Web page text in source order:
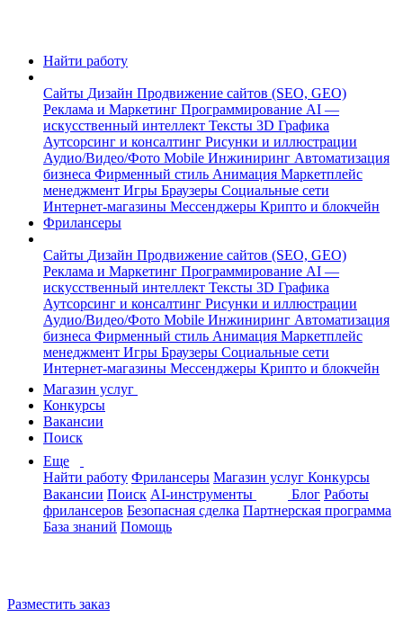
Найти работу
Сайты Дизайн Продвижение сайтов (SEO, GEO)
Реклама и Маркетинг Программирование AI —
искусственный интеллект Тексты 3D Графика
Аутсорсинг и консалтинг Рисунки и иллюстрации
Аудио/Видео/Фото Mobile Инжиниринг Автоматизация
бизнеса Фирменный стиль Анимация Маркетплейс
менеджмент Игры Браузеры Социальные сети
Интернет-магазины Мессенджеры Крипто и блокчейн
Фрилансеры
Сайты Дизайн Продвижение сайтов (SEO, GEO)
Реклама и Маркетинг Программирование AI —
искусственный интеллект Тексты 3D Графика
Аутсорсинг и консалтинг Рисунки и иллюстрации
Аудио/Видео/Фото Mobile Инжиниринг Автоматизация
бизнеса Фирменный стиль Анимация Маркетплейс
менеджмент Игры Браузеры Социальные сети
Интернет-магазины Мессенджеры Крипто и блокчейн
Магазин услуг
Конкурсы
Вакансии
Поиск
Еще
Найти работу Фрилансеры Магазин услуг Конкурсы
Вакансии Поиск AI-инструменты Блог Работы
фрилансеров Безопасная сделка Партнерская программа
База знаний Помощь
Разместить заказ